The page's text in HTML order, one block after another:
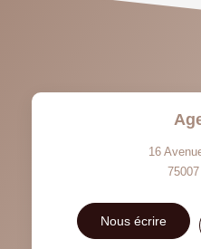
16
75007
Nous écrire